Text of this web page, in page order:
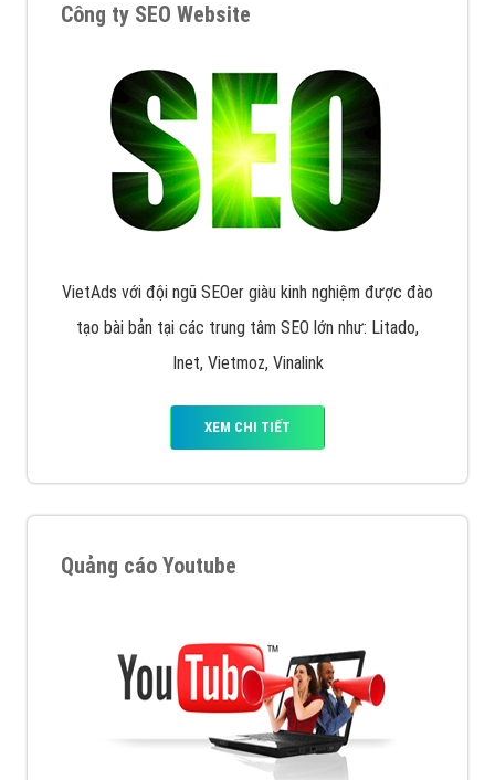
Công ty SEO Website
VietAds với đội ngũ SEOer giàu kinh nghiệm được đào
tạo bài bản tại các trung tâm SEO lớn như: Litado,
Inet, Vietmoz, Vinalink
XEM CHI TIẾT
Quảng cáo Youtube